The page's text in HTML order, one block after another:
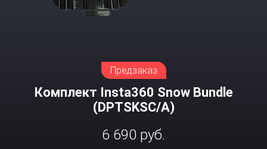
Предзаказ
Комплект Insta360 Snow Bundle
(DPTSKSC/A)
6 690 руб.